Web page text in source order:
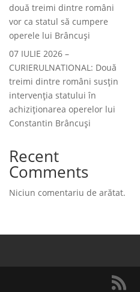
două treimi dintre români
vor ca statul să cumpere
operele lui Brâncuși
07 IULIE 2026 –
CURIERULNATIONAL: Două
treimi dintre români susțin
intervenția statului în
achiziționarea operelor lui
Constantin Brâncuși
Recent
Comments
Niciun comentariu de arătat.